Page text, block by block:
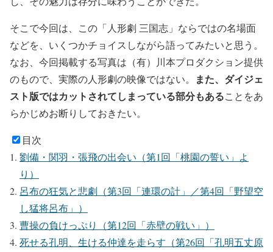
そこで今回は、この「人形劇 三国志」ならではの名場面
などを、いくつかチョイスしながら語ってみたいと思う。
なお、今回掲載する写真は（有）川本プロダクション提供
のもので、実際の人形劇の映像ではない。
また、ダイジェ
スト版ではカットされてしまっている部分もあることをあ
らかじめお断りしておきたい。
目次
劉備・関羽・張飛の出会い（第1回「桃園の誓い」よ
り）
呂布の狂気と悲劇（第3回「連環の計」／第4回「野望空
し猛将呂布」）
曹操の負けっぷり（第12回「赤壁の戦い」）
死せる孔明、生ける仲達を走らす（第26回「孔明五丈原